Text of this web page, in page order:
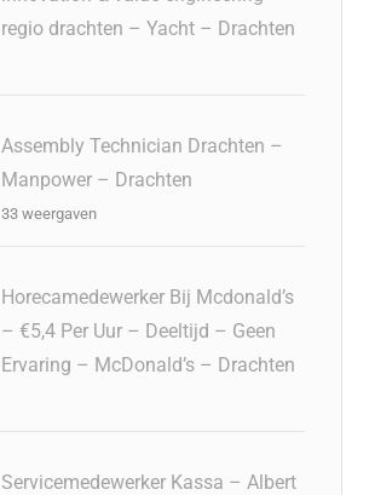
regio drachten – Yacht – Drachten
Assembly Technician Drachten –
Manpower – Drachten
33 weergaven
Horecamedewerker Bij Mcdonald’s
– €5,4 Per Uur – Deeltijd – Geen
Ervaring – McDonald’s – Drachten
Servicemedewerker Kassa – Albert